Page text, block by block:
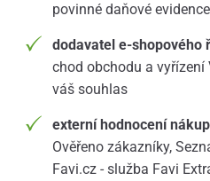
povinné daňové
dodavatel e-shopového
chod obchodu a vyřízení
váš souhlas
externí hodnocení
Ověřeno zákazníky,
Favi.cz - služba Favi